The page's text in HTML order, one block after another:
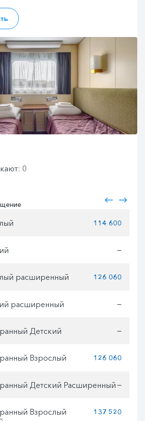
0
114 600
—
расширенный 126 060
расширенный —
Детский —
Взрослый 126 060
Детский Расширенный —
Взрослый
137 520